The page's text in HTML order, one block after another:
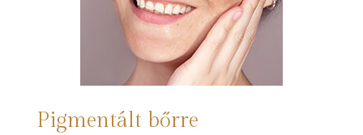
Pigmentált bőrre